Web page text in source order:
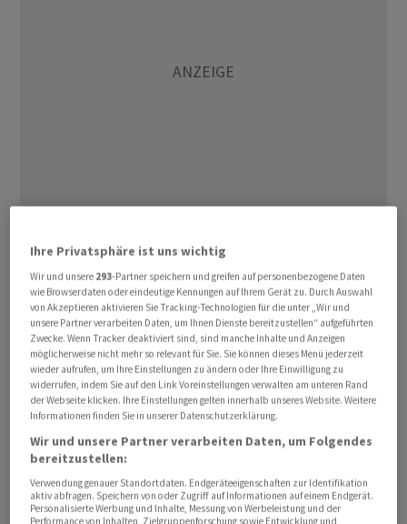
gerechnet. Die Lage am Arbeitsmarkt wurde allerdings
durch Sonderfaktoren getrübt. Dazu zählen die Folgen
von Hurrikans sowie Streiks in der Luftfahrtindustrie.
Ökonomen sagten in ersten Reaktionen:
Christoph Balz,Commerzbank:
«Der US-Arbeitsmarkt wurde im September durch zwei
Hurrikans und Streiks getroffen. Daher stieg die
Beschäftigung nur um 12.000. Auch ohne diese
Sonderfaktoren wären die Zahlen aber wohl nicht
berauschend gewesen. Letztlich wird man die
Ihre Privatsphäre ist uns wichtig
Wir und unsere 293-Partner speichern und greifen auf personenbezogene Daten
wie Browserdaten oder eindeutige Kennungen auf Ihrem Gerät zu. Durch Auswahl
von Akzeptieren aktivieren Sie Tracking-Technologien für die unter „Wir und
unsere Partner verarbeiten Daten, um Ihnen Dienste bereitzustellen“ aufgeführten
Zwecke. Wenn Tracker deaktiviert sind, sind manche Inhalte und Anzeigen
möglicherweise nicht mehr so relevant für Sie. Sie können dieses Menü jederzeit
wieder aufrufen, um Ihre Einstellungen zu ändern oder Ihre Einwilligung zu
widerrufen, indem Sie auf den Link Voreinstellungen verwalten am unteren Rand
der Webseite klicken. Ihre Einstellungen gelten innerhalb unseres Website. Weitere
Informationen finden Sie in unserer Datenschutzerklärung.
Wir und unsere Partner verarbeiten Daten, um Folgendes
bereitzustellen:
Verwendung genauer Standortdaten. Endgeräteeigenschaften zur Identifikation
aktiv abfragen. Speichern von oder Zugriff auf Informationen auf einem Endgerät.
Personalisierte Werbung und Inhalte, Messung von Werbeleistung und der
Performance von Inhalten, Zielgruppenforschung sowie Entwicklung und